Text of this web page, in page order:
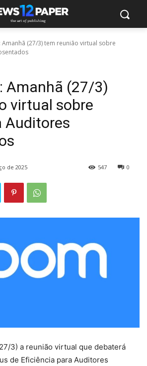
Amanhã (27/3) tem reunião virtual sobre
Amanhã (27/3)
virtual sobre
Auditores
de 2025 0
547
3) a reunião virtual que debaterá
de Eficiência para Auditores